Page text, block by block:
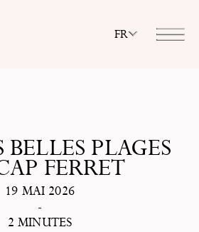
FR
BELLES PLAGES
FERRET
19 MAI 2026
-
2 MINUTES